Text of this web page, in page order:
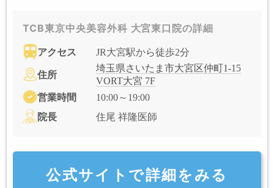
TCB東京中央美容外科 大宮東口院の詳細
アクセス JR大宮駅から徒歩2分
住所
埼玉県さいたま市大宮区仲町1-15
VORT大宮 7F
営業時間
10:00～19:00
院長
住尾 祥隆医師
公式サイトで詳細をみる